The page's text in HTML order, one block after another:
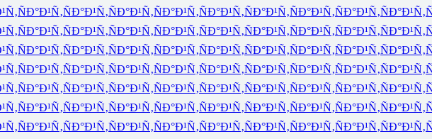
ÑÐ°Ð¹Ñ‚ÑÐ°Ð¹Ñ‚ÑÐ°Ð¹Ñ‚ÑÐ°Ð¹Ñ‚ÑÐ°Ð¹Ñ‚ÑÐ°Ð¹Ñ‚ÑÐ°Ð¹Ñ‚ÑÐ°Ð¹Ñ‚ÑÐ°Ð¹Ñ‚
ÑÐ°Ð¹Ñ‚ÑÐ°Ð¹Ñ‚ÑÐ°Ð¹Ñ‚ÑÐ°Ð¹Ñ‚ÑÐ°Ð¹Ñ‚ÑÐ°Ð¹Ñ‚ÑÐ°Ð¹Ñ‚ÑÐ°Ð¹Ñ‚ÑÐ°Ð¹Ñ‚
ÑÐ°Ð¹Ñ‚ÑÐ°Ð¹Ñ‚ÑÐ°Ð¹Ñ‚ÑÐ°Ð¹Ñ‚ÑÐ°Ð¹Ñ‚ÑÐ°Ð¹Ñ‚ÑÐ°Ð¹Ñ‚ÑÐ°Ð¹Ñ‚ÑÐ°Ð¹Ñ‚
ÑÐ°Ð¹Ñ‚ÑÐ°Ð¹Ñ‚ÑÐ°Ð¹Ñ‚ÑÐ°Ð¹Ñ‚ÑÐ°Ð¹Ñ‚ÑÐ°Ð¹Ñ‚ÑÐ°Ð¹Ñ‚ÑÐ°Ð¹Ñ‚ÑÐ°Ð¹Ñ‚
ÑÐ°Ð¹Ñ‚ÑÐ°Ð¹Ñ‚ÑÐ°Ð¹Ñ‚ÑÐ°Ð¹Ñ‚ÑÐ°Ð¹Ñ‚ÑÐ°Ð¹Ñ‚ÑÐ°Ð¹Ñ‚ÑÐ°Ð¹Ñ‚ÑÐ°Ð¹Ñ‚
ÑÐ°Ð¹Ñ‚ÑÐ°Ð¹Ñ‚ÑÐ°Ð¹Ñ‚ÑÐ°Ð¹Ñ‚ÑÐ°Ð¹Ñ‚ÑÐ°Ð¹Ñ‚ÑÐ°Ð¹Ñ‚ÑÐ°Ð¹Ñ‚ÑÐ°Ð¹Ñ‚
ÑÐ°Ð¹Ñ‚ÑÐ°Ð¹Ñ‚ÑÐ°Ð¹Ñ‚ÑÐ°Ð¹Ñ‚ÑÐ°Ð¹Ñ‚ÑÐ°Ð¹Ñ‚ÑÐ°Ð¹Ñ‚ÑÐ°Ð¹Ñ‚ÑÐ°Ð¹Ñ‚